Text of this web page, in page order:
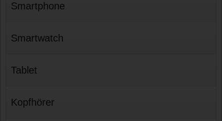
Smartphone
Smartwatch
Tablet
Kopfhörer